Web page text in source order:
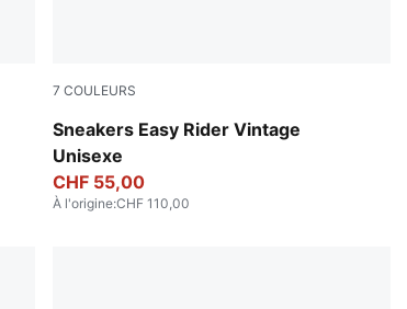
7 COULEURS
Sneakers Easy Rider Vintage
Unisexe
Emerald Ice-Warm White
CHF 55,00
À l'origine:CHF 110,00